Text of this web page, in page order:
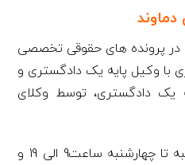
پرونده­ های حقوقی تخصصی
با وکیل پایه یک دادگستری و
یک دادگستری، توسط وکلای
جهت هماهنگی از روزهای شنبه تا چهارشنبه ساعت9 الی 19 و